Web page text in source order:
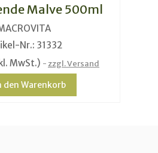
Malve 500ml
Nr.: 31332
MwSt.) zzgl. Versand
den Warenkorb